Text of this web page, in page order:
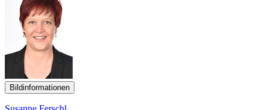
Bildinformationen